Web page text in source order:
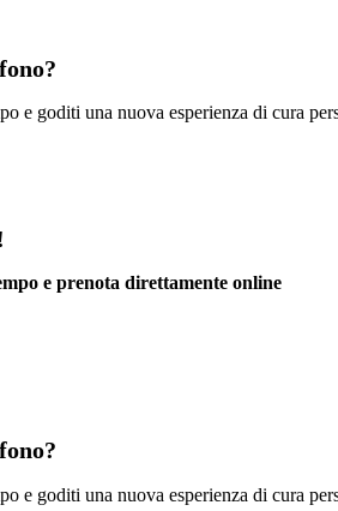
e goditi una nuova esperienza di cura
e prenota direttamente online
e goditi una nuova esperienza di cura